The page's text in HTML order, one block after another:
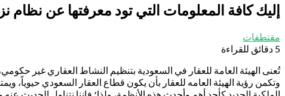
إليك كافة المعلومات التي تود معرفتها عن نظام
مقتطفات
5 دقائق للقراءة
تُعنى الهيئة العامة للعقار في السعودية بتنظيم النشاط العقاري غير
وتكمن رؤية الهيئة العامه للعقار بأن يكون قطاع العقار السعودي حيوياً،